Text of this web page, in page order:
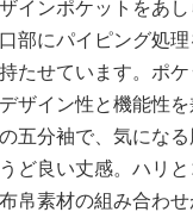
インポケットをあ
部にパイピング処
たせています。ポ
ザイン性と機能性を
五分袖で、気にな
ど良い丈感。ハリ
帛素材の組み合わ